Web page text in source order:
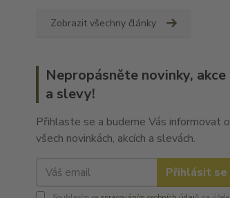
Zobrazit všechny články
Nepropásněte novinky, akce
a slevy!
Přihlaste se a budeme Vás informovat o
všech novinkách, akcích a slevách.
Přihlásit se